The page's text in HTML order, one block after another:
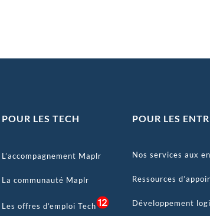
POUR LES TECH
L’accompagnement Maplr
La communauté Maplr
Les offres d’emploi Tech
POUR LES
Nos services aux
Ressources
Développement